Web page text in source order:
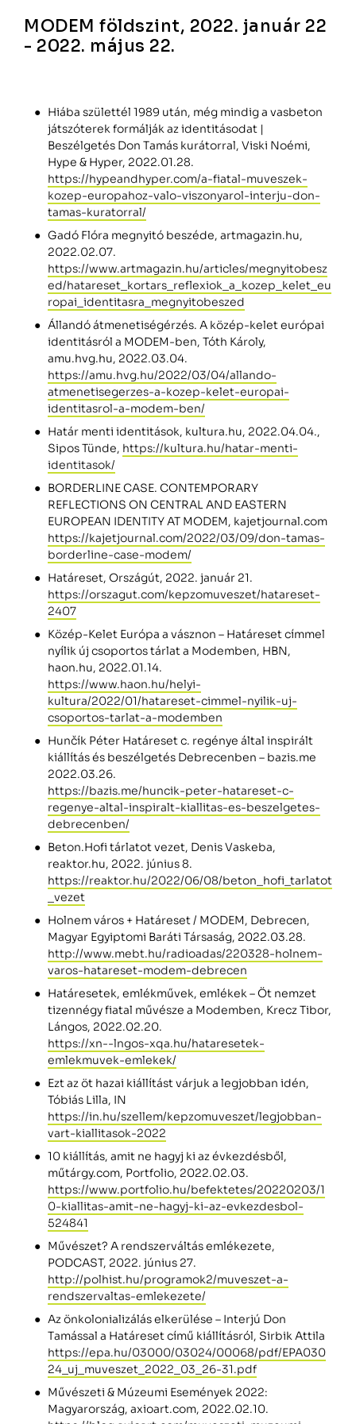
MODEM földszint, 2022. január 22
- 2022. május 22.
Hiába születtél 1989 után, még mindig a vasbeton
játszóterek formálják az identitásodat |
Beszélgetés Don Tamás kurátorral, Viski Noémi,
Hype & Hyper, 2022.01.28.
https://hypeandhyper.com/a-fiatal-muveszek-
kozep-europahoz-valo-viszonyarol-interju-don-
tamas-kuratorral/
Gadó Flóra megnyitó beszéde, artmagazin.hu,
2022.02.07.
https://www.artmagazin.hu/articles/megnyitobesz
ed/hatareset_kortars_reflexiok_a_kozep_kelet_eu
ropai_identitasra_megnyitobeszed
Állandó átmenetiségérzés. A közép-kelet európai
identitásról a MODEM-ben, Tóth Károly,
amu.hvg.hu, 2022.03.04.
https://amu.hvg.hu/2022/03/04/allando-
atmenetisegerzes-a-kozep-kelet-europai-
identitasrol-a-modem-ben/
Határ menti identitások, kultura.hu, 2022.04.04.,
Sipos Tünde, https://kultura.hu/hatar-menti-
identitasok/
BORDERLINE CASE. CONTEMPORARY
REFLECTIONS ON CENTRAL AND EASTERN
EUROPEAN IDENTITY AT MODEM, kajetjournal.com
https://kajetjournal.com/2022/03/09/don-tamas-
borderline-case-modem/
Határeset, Országút, 2022. január 21.
https://orszagut.com/kepzomuveszet/hatareset-
2407
Közép-Kelet Európa a vásznon – Határeset címmel
nyílik új csoportos tárlat a Modemben, HBN,
haon.hu, 2022.01.14.
https://www.haon.hu/helyi-
kultura/2022/01/hatareset-cimmel-nyilik-uj-
csoportos-tarlat-a-modemben
Hunčík Péter Határeset c. regénye által inspirált
kiállítás és beszélgetés Debrecenben – bazis.me
2022.03.26.
https://bazis.me/huncik-peter-hatareset-c-
regenye-altal-inspiralt-kiallitas-es-beszelgetes-
debrecenben/
Beton.Hofi tárlatot vezet, Denis Vaskeba,
reaktor.hu, 2022. június 8.
https://reaktor.hu/2022/06/08/beton_hofi_tarlatot
_vezet
Holnem város + Határeset / MODEM, Debrecen,
Magyar Egyiptomi Baráti Társaság, 2022.03.28.
http://www.mebt.hu/radioadas/220328-holnem-
varos-hatareset-modem-debrecen
Határesetek, emlékművek, emlékek – Öt nemzet
tizennégy fiatal művésze a Modemben, Krecz Tibor,
Lángos, 2022.02.20.
https://xn--lngos-xqa.hu/hataresetek-
emlekmuvek-emlekek/
Ezt az öt hazai kiállítást várjuk a legjobban idén,
Tóbiás Lilla, IN
https://in.hu/szellem/kepzomuveszet/legjobban-
vart-kiallitasok-2022
10 kiállítás, amit ne hagyj ki az évkezdésből,
műtárgy.com, Portfolio, 2022.02.03.
https://www.portfolio.hu/befektetes/20220203/1
0-kiallitas-amit-ne-hagyj-ki-az-evkezdesbol-
524841
Művészet? A rendszerváltás emlékezete,
PODCAST, 2022. június 27.
http://polhist.hu/programok2/muveszet-a-
rendszervaltas-emlekezete/
Az önkolonializálás elkerülése – Interjú Don
Tamással a Határeset című kiállításról, Sirbik Attila
https://epa.hu/03000/03024/00068/pdf/EPA030
24_uj_muveszet_2022_03_26-31.pdf
Művészeti & Múzeumi Események 2022:
Magyarország, axioart.com, 2022.02.10.